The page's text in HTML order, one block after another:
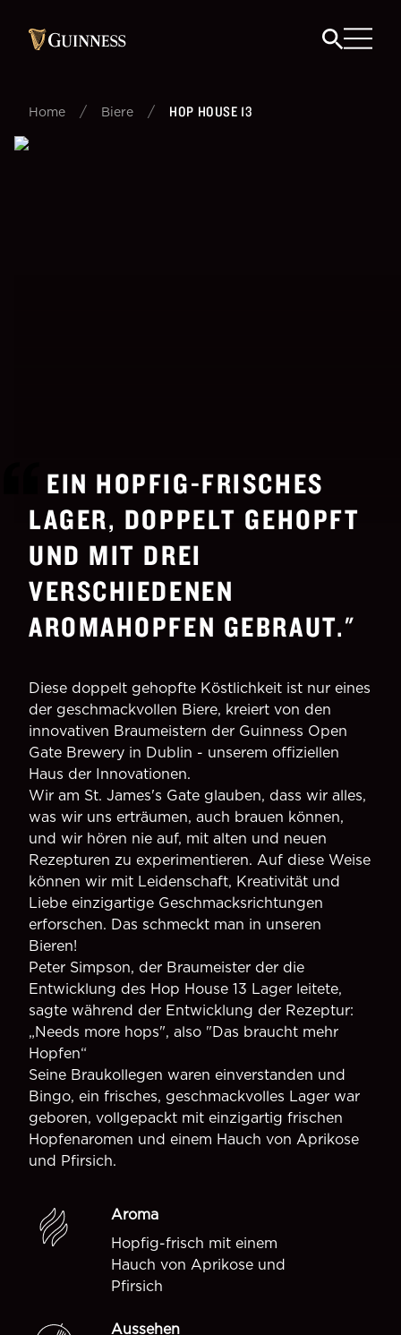
Home / Biere / HOP HOUSE 13
EIN HOPFIG-FRISCHES
LAGER, DOPPELT GEHOPFT
UND MIT DREI
VERSCHIEDENEN
AROMAHOPFEN GEBRAUT."
Diese doppelt gehopfte Köstlichkeit ist nur eines
der geschmackvollen Biere, kreiert von den
innovativen Braumeistern der Guinness Open
Gate Brewery in Dublin - unserem offiziellen
Haus der Innovationen.
Wir am St. James's Gate glauben, dass wir alles,
was wir uns erträumen, auch brauen können,
und wir hören nie auf, mit alten und neuen
Rezepturen zu experimentieren. Auf diese Weise
können wir mit Leidenschaft, Kreativität und
Liebe einzigartige Geschmacksrichtungen
erforschen. Das schmeckt man in unseren
Bieren!
Peter Simpson, der Braumeister der die
Entwicklung des Hop House 13 Lager leitete,
sagte während der Entwicklung der Rezeptur:
„Needs more hops", also "Das braucht mehr
Hopfen“
Seine Braukollegen waren einverstanden und
Bingo, ein frisches, geschmackvolles Lager war
geboren, vollgepackt mit einzigartig frischen
Hopfenaromen und einem Hauch von Aprikose
und Pfirsich.
Aroma
Hopfig-frisch mit einem
Hauch von Aprikose und
Pfirsich
Aussehen